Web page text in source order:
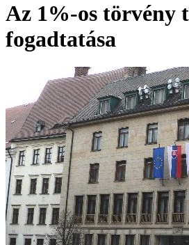
Az 1%-os törvény
fogadtatása